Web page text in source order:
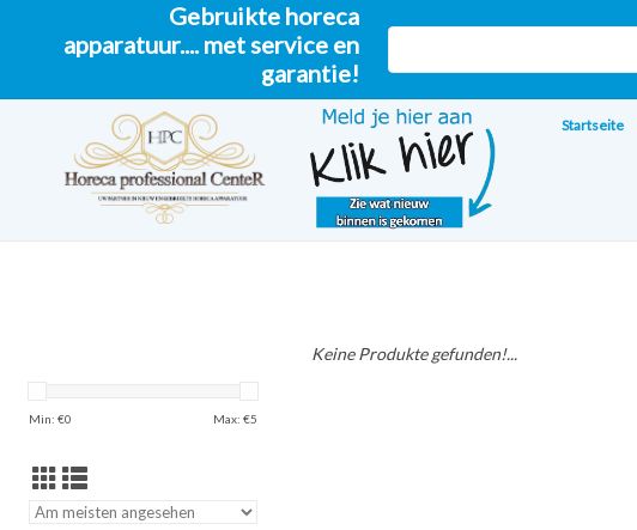
Gebruikte horeca
apparatuur.... met service en
garantie!
Startseite
Min: €0 Max: €5
Keine Produkte gefunden!...